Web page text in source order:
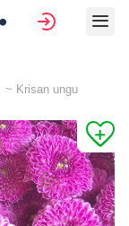
Masuk
Krisan ungu